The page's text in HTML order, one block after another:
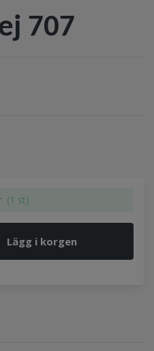
707
(1 st)
Lägg i korgen